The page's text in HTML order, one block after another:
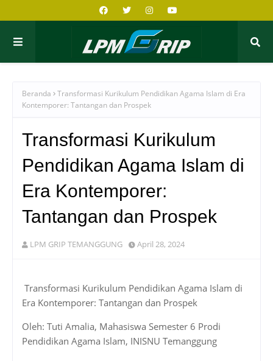
Beranda
Transformasi Kurikulum Pendidikan Agama Islam di Era
Kontemporer: Tantangan dan Prospek
Transformasi Kurikulum
Pendidikan Agama Islam di
Era Kontemporer:
Tantangan dan Prospek
LPM GRIP TEMANGGUNG April 28, 2024
Transformasi Kurikulum Pendidikan Agama Islam di
Era Kontemporer: Tantangan dan Prospek
Oleh: Tuti Amalia, Mahasiswa Semester 6 Prodi
Pendidikan Agama Islam, INISNU Temanggung